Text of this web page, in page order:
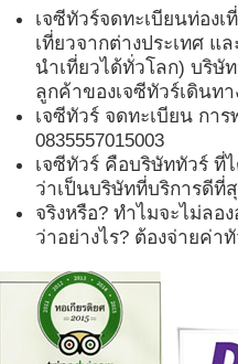
เจซีทัวร์จดทะเบียนท่องเ
เที่ยวจากต่างประเทศ แ
นำเที่ยวได้ทั่วโลก) บริษั
ลูกค้าของเจซีทัวร์เดินทา
เจซีทัวร์ จดทะเบียน กา
0835557015003
เจซีทัวร์ คือบริษัททัวร์ ที่
ว่าเป็นบริษัทที่บริการดีที่
จริงหรือ? ทำไมจะไม่ลอ
ว่าอย่างไร? ต้องจ่ายค่